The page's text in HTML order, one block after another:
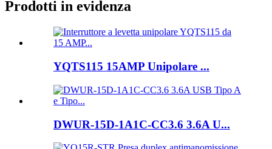
Prodotti in evidenza
YQTS115 15AMP Unipolare ...
DWUR-15D-1A1C-CC3.6 3.6A U...